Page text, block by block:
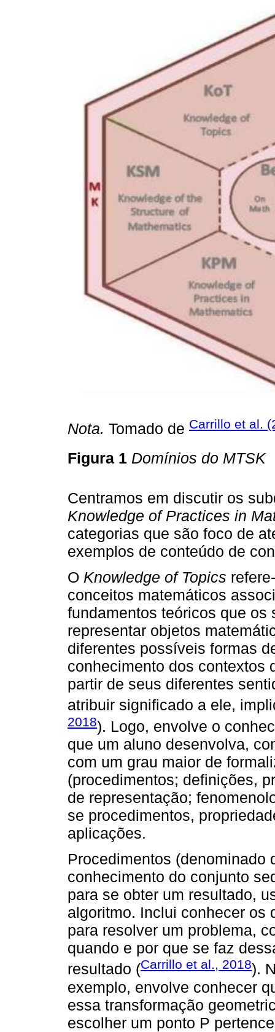
Nota. Tomado de Carrillo et al.
Figura 1 Domínios do MTSK
Centramos em discutir os
Knowledge of Practices in
categorias que são foco de
exemplos de conteúdo de
O Knowledge of Topics
conceitos matemáticos
fundamentos teóricos que os
representar objetos
diferentes possíveis formas
conhecimento dos contextos
partir de seus diferentes
atribuir significado a ele,
2018). Logo, envolve o
que um aluno desenvolva,
com um grau maior de
(procedimentos; definições,
de representação;
se procedimentos,
aplicações.
Procedimentos (denominado
conhecimento do conjunto
para se obter um resultado,
algoritmo. Inclui conhecer os
para resolver um problema,
quando e por que se faz
resultado (Carrillo et al., 2018).
exemplo, envolve conhecer
essa transformação
escolher um ponto P